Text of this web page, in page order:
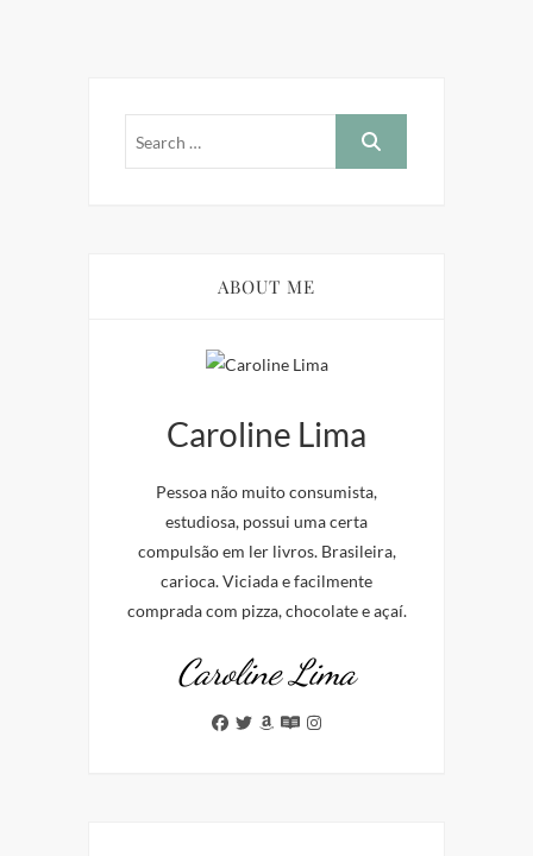
ABOUT ME
Caroline Lima
Pessoa não muito consumista,
estudiosa, possui uma certa
compulsão em ler livros. Brasileira,
carioca. Viciada e facilmente
comprada com pizza, chocolate e açaí.
Caroline Lima